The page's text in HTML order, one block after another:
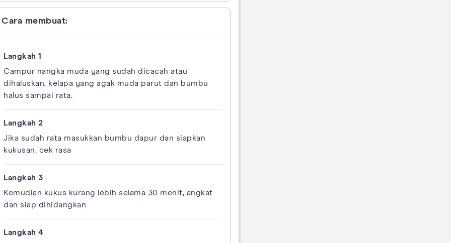
Cara membuat:
Campur nangka muda yang sudah dicacah atau
dihaluskan, kelapa yang agak muda parut dan bumbu
halus sampai rata.
Jika sudah rata masukkan bumbu dapur dan siapkan
kukusan, cek rasa
Kemudian kukus kurang lebih selama 30 menit, angkat
dan siap dihidangkan